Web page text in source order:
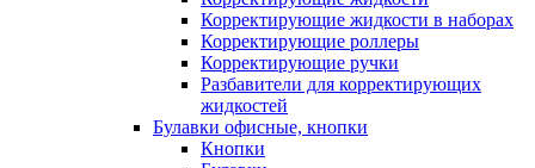
Корректирующие жидкости в наборах
Корректирующие роллеры
Корректирующие ручки
Разбавители для корректирующих
жидкостей
Булавки офисные, кнопки
Кнопки